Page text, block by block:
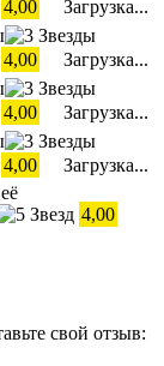
4,00
Загрузка...
4,00
Загрузка...
4,00
Загрузка...
4,00
Загрузка...
4,00
свой отзыв: